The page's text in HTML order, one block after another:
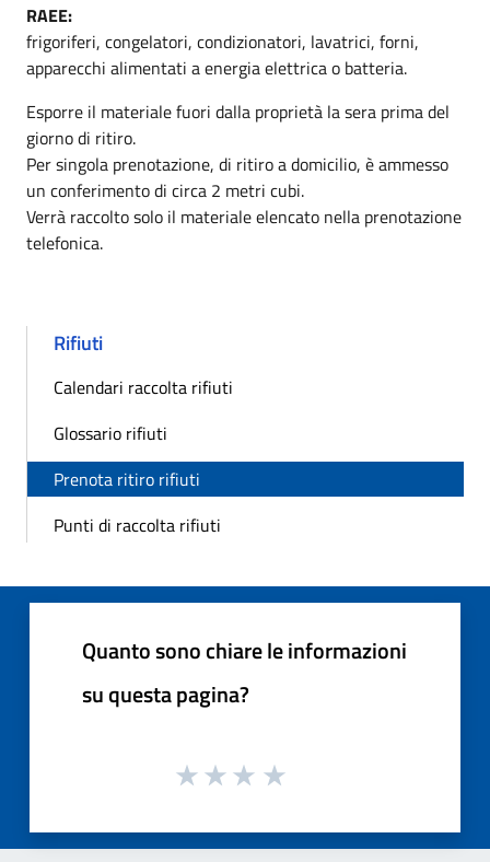
RAEE:
frigoriferi, congelatori, condizionatori, lavatrici, forni,
apparecchi alimentati a energia elettrica o batteria.
Esporre il materiale fuori dalla proprietà la sera prima del
giorno di ritiro.
Per singola prenotazione, di ritiro a domicilio, è ammesso
un conferimento di circa 2 metri cubi.
Verrà raccolto solo il materiale elencato nella prenotazione
telefonica.
Rifiuti
Calendari raccolta rifiuti
Glossario rifiuti
Prenota ritiro rifiuti
Punti di raccolta rifiuti
Quanto sono chiare le informazioni
su questa pagina?